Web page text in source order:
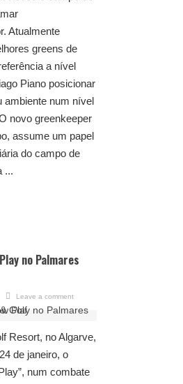
Atualmente
greens de
a nível
Piano posicionar
ambiente num nível
novo greenkeeper
assume um papel
do campo de
...
no Palmares
Leave a comment
Resort, no Algarve,
de janeiro, o
num combate